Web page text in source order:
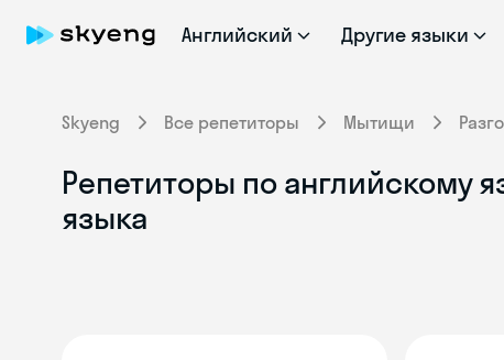
Английский Другие языки
Skyeng Все репетиторы Мытищи
Репетиторы по английскому
языка